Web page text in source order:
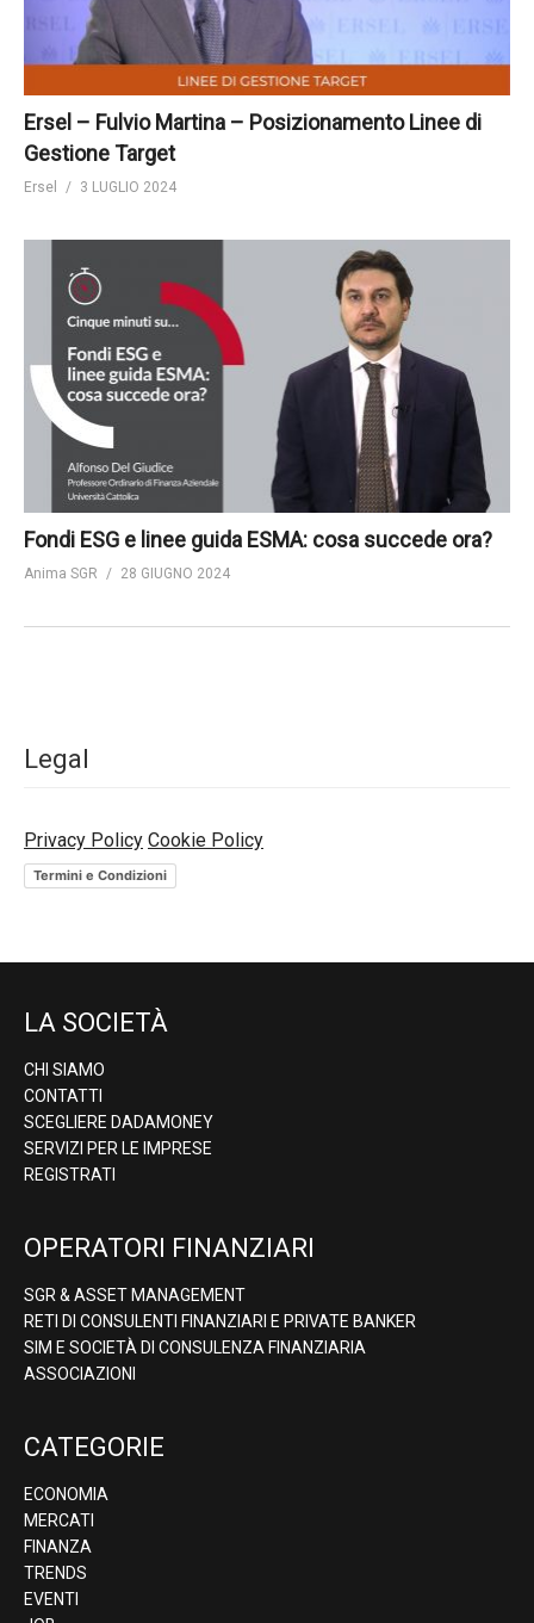
Ersel – Fulvio Martina – Posizionamento Linee di
Gestione Target
Ersel 3 LUGLIO 2024
Fondi ESG e linee guida ESMA: cosa succede ora?
Anima SGR 28 GIUGNO 2024
Legal
Privacy Policy Cookie Policy
Termini e Condizioni
LA SOCIETÀ
CHI SIAMO
CONTATTI
SCEGLIERE DADAMONEY
SERVIZI PER LE IMPRESE
REGISTRATI
OPERATORI FINANZIARI
SGR & ASSET MANAGEMENT
RETI DI CONSULENTI FINANZIARI E PRIVATE BANKER
SIM E SOCIETÀ DI CONSULENZA FINANZIARIA
ASSOCIAZIONI
CATEGORIE
ECONOMIA
MERCATI
FINANZA
TRENDS
EVENTI